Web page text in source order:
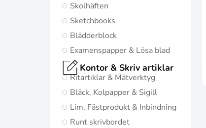
livet:
minimalistisk
design
5
naturinspirerade
Skolhäften
Sketchbooks
Blädderblock
Examenspapper & Lösa blad
Kontor & Skriv artiklar
Ritartiklar & Mätverktyg
Bläck, Kolpapper & Sigill
Lim, Fästprodukt & Inbindning
Runt skrivbordet